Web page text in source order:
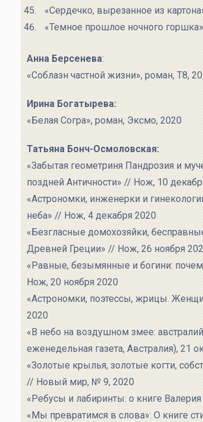
«Сердечко, вырезанное из
«Темное прошлое ночного
Анна Берсенева:
«Соблазн частной жизни», роман, Т8,
Ирина Богатырева:
«Белая Согра», роман, Эксмо, 2020
Татьяна Бонч-Осмоловская:
«Забытая геометриня Пандрозия и
поздней Античности» // Нож, 10
«Астрономки, инженерки и
неба» // Нож, 4 декабря 2020
«Безгласные домохозяйки,
Древней Греции» // Нож, 26 ноября
«Равные, безымянные и богини:
Нож, 20 ноября 2020
«Астрономки, поэтессы, жрицы.
2020
«В небо на воздушном змее:
еженедельная газета, Австралия), 21
«Золотые крылья, золотые когти,
// Новый мир, № 9, 2020
«Ребусы и лабиринты: о книге
«Мы превратимся в слова»: О книге